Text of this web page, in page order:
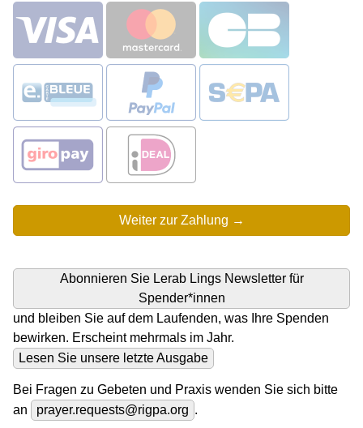
Abonnieren Sie Lerab Lings Newsletter für
Spender*innen
und bleiben Sie auf dem Laufenden, was Ihre Spenden
bewirken. Erscheint mehrmals im Jahr.
Lesen Sie unsere letzte Ausgabe
Bei Fragen zu Gebeten und Praxis wenden Sie sich bitte
an
prayer.requests@rigpa.org .